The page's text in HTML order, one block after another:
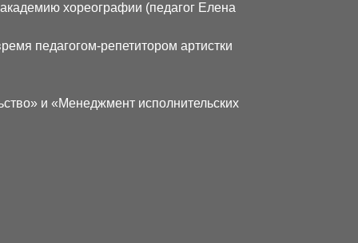
хореографии (педагог Елена
педагогом-репетитором артистки
и «Менеджмент исполнительских